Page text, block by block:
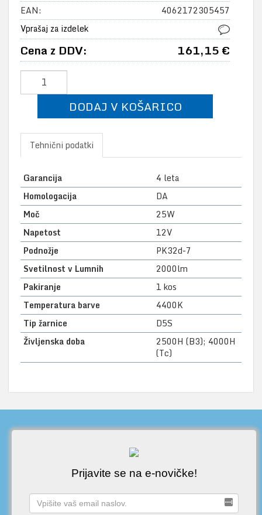
EAN:
4062172305457
Vprašaj za izdelek
Cena z DDV: 161,15 €
DODAJ V KOŠARICO
Tehnični podatki
Garancija
4 leta
Homologacija
DA
Moč
25W
Napetost
12V
Podnožje
PK32d-7
Svetilnost v Lumnih
2000lm
Pakiranje
1 kos
Temperatura barve
4400K
Tip žarnice
D5S
Življenska doba
2500H (B3); 4000H
(Tc)
Prijavite se na e-novičke!